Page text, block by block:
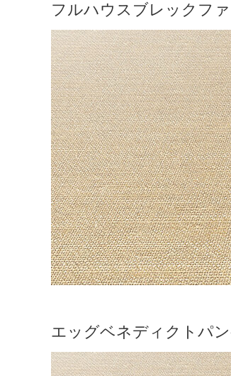
フルハウスブレックファ
エッグベネディクトパ